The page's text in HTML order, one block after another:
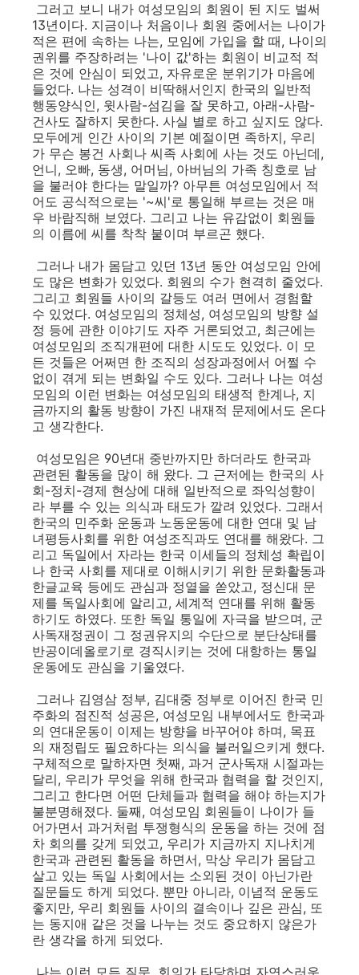
그러고 보니 내가 여성모임의 회원이 된 지도 벌써
13년이다. 지금이나 처음이나 회원 중에서는 나이가
적은 편에 속하는 나는, 모임에 가입을 할 때, 나이의
권위를 주장하려는 '나이 값'하는 회원이 비교적 적
은 것에 안심이 되었고, 자유로운 분위기가 마음에
들었다. 나는 성격이 비딱해서인지 한국의 일반적
행동양식인, 윗사람-섬김을 잘 못하고, 아래-사람-
건사도 잘하지 못한다. 사실 별로 하고 싶지도 않다.
모두에게 인간 사이의 기본 예절이면 족하지, 우리
가 무슨 봉건 사회나 씨족 사회에 사는 것도 아닌데,
언니, 오빠, 동생, 어머님, 아버님의 가족 칭호로 남
을 불러야 한다는 말일까? 아무튼 여성모임에서 적
어도 공식적으로는 '~씨'로 통일해 부르는 것은 매
우 바람직해 보였다. 그리고 나는 유감없이 회원들
의 이름에 씨를 착착 붙이며 부르곤 했다.
그러나 내가 몸담고 있던 13년 동안 여성모임 안에
도 많은 변화가 있었다. 회원의 수가 현격히 줄었다.
그리고 회원들 사이의 갈등도 여러 면에서 경험할
수 있었다. 여성모임의 정체성, 여성모임의 방향 설
정 등에 관한 이야기도 자주 거론되었고, 최근에는
여성모임의 조직개편에 대한 시도도 있었다. 이 모
든 것들은 어쩌면 한 조직의 성장과정에서 어쩔 수
없이 겪게 되는 변화일 수도 있다. 그러나 나는 여성
모임의 이런 변화는 여성모임의 태생적 한계나, 지
금까지의 활동 방향이 가진 내재적 문제에서도 온다
고 생각한다.
여성모임은 90년대 중반까지만 하더라도 한국과
관련된 활동을 많이 해 왔다. 그 근저에는 한국의 사
회-정치-경제 현상에 대해 일반적으로 좌익성향이
라 부를 수 있는 의식과 태도가 깔려 있었다. 그래서
한국의 민주화 운동과 노동운동에 대한 연대 및 남
녀평등사회를 위한 여성조직과도 연대를 해왔다. 그
리고 독일에서 자라는 한국 이세들의 정체성 확립이
나 한국 사회를 제대로 이해시키기 위한 문화활동과
한글교육 등에도 관심과 정열을 쏟았고, 정신대 문
제를 독일사회에 알리고, 세계적 연대를 위해 활동
하기도 하였다. 또한 독일 통일에 자극을 받으며, 군
사독재정권이 그 정권유지의 수단으로 분단상태를
반공이데올로기로 경직시키는 것에 대항하는 통일
운동에도 관심을 기울였다.
그러나 김영삼 정부, 김대중 정부로 이어진 한국 민
주화의 점진적 성공은, 여성모임 내부에서도 한국과
의 연대운동이 이제는 방향을 바꾸어야 하며, 목표
의 재정립도 필요하다는 의식을 불러일으키게 했다.
구체적으로 말하자면 첫째, 과거 군사독재 시절과는
달리, 우리가 무엇을 위해 한국과 협력을 할 것인지,
그리고 한다면 어떤 단체들과 협력을 해야 하는지가
불분명해졌다. 둘째, 여성모임 회원들이 나이가 들
어가면서 과거처럼 투쟁형식의 운동을 하는 것에 점
차 회의를 갖게 되었고, 우리가 지금까지 지나치게
한국과 관련된 활동을 하면서, 막상 우리가 몸담고
살고 있는 독일 사회에서는 소외된 것이 아닌가란
질문들도 하게 되었다. 뿐만 아니라, 이념적 운동도
좋지만, 우리 회원들 사이의 결속이나 깊은 관심, 또
는 동지애 같은 것을 나누는 것도 중요하지 않은가
란 생각을 하게 되었다.
나는 이런 모든 질문, 회의가 타당하며 자연스러운